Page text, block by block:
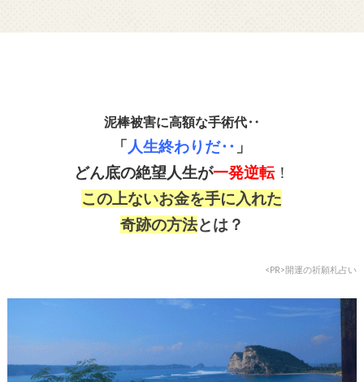
泥棒被害に高額な手術代‥
「人生終わりだ‥ 」
どん底の絶望人生が一発逆転！
この上ないお金を手に入れた
奇跡の方法とは？
<PR>開運の祈願札占い